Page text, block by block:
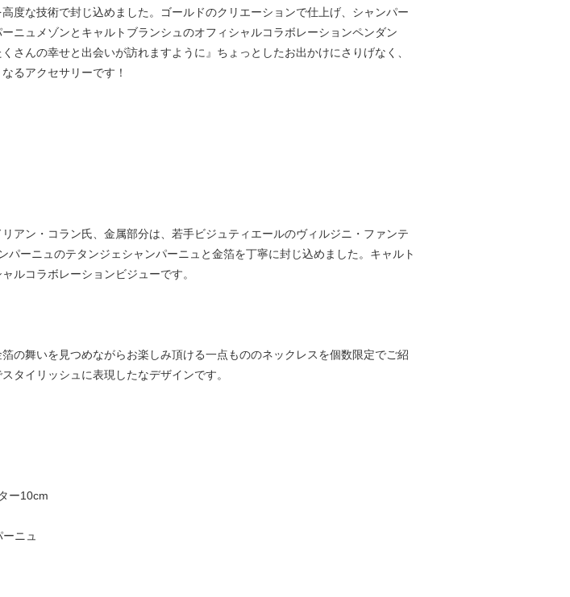
度な技術で封じ込めました。ゴールドのクリエーションで仕上げ、シャンパー
ニュメゾンとキャルトブランシュのオフィシャルコラボレーションペンダン
さんの幸せと出会いが訪れますように』ちょっとしたお出かけにさりげなく、
るアクセサリーです！
アン・コラン氏、金属部分は、若手ビジュティエールのヴィルジニ・ファンテ
ーニュのテタンジェシャンパーニュと金箔を丁寧に封じ込めました。キャルト
ルコラボレーションビジューです。
の舞いを見つめながらお楽しみ頂ける一点もののネックレスを個数限定でご紹
タイリッシュに表現したなデザインです。
ー10cm
ニュ